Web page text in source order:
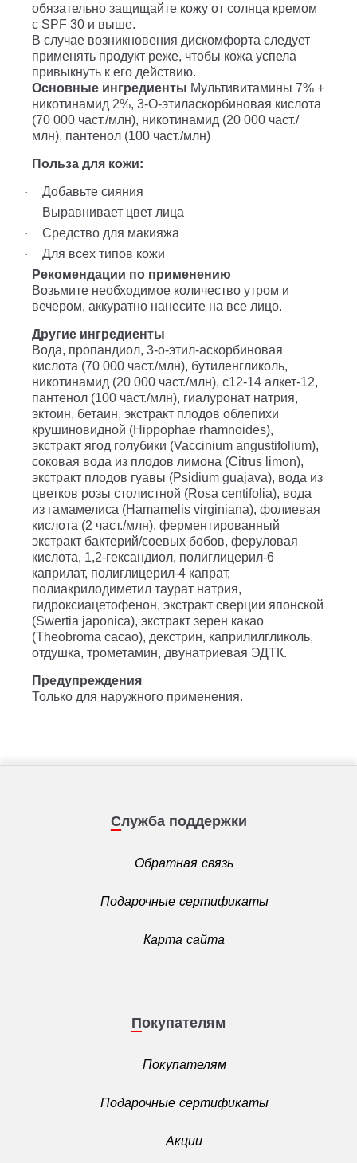
обязательно защищайте кожу от солнца кремом
с SPF 30 и выше.
В случае возникновения дискомфорта следует
применять продукт реже, чтобы кожа успела
привыкнуть к его действию.
Основные ингредиенты Мультивитамины 7% +
никотинамид 2%, 3-O-этиласкорбиновая кислота
(70 000 част./млн), никотинамид (20 000 част./
млн), пантенол (100 част./млн)
Польза для кожи:
· Добавьте сияния
· Выравнивает цвет лица
· Средство для макияжа
·
Для всех типов кожи
Рекомендации по применению
Возьмите необходимое количество утром и
вечером, аккуратно нанесите на все лицо.
Другие ингредиенты
Вода, пропандиол, 3-o-этил-аскорбиновая
кислота (70 000 част./млн), бутиленгликоль,
никотинамид (20 000 част./млн), c12-14 алкет-12,
пантенол (100 част./млн), гиалуронат натрия,
эктоин, бетаин, экстракт плодов облепихи
крушиновидной (Hippophae rhamnoides),
экстракт ягод голубики (Vaccinium angustifolium),
соковая вода из плодов лимона (Citrus limon),
экстракт плодов гуавы (Psidium guajava), вода из
цветков розы столистной (Rosa centifolia), вода
из гамамелиса (Hamamelis virginiana), фолиевая
кислота (2 част./млн), ферментированный
экстракт бактерий/соевых бобов, феруловая
кислота, 1,2-гександиол, полиглицерил-6
каприлат, полиглицерил-4 капрат,
полиакрилодиметил таурат натрия,
гидроксиацетофенон, экстракт сверции японской
(Swertia japonica), экстракт зерен какао
(Theobroma cacao), декстрин, каприлилгликоль,
отдушка, трометамин, двунатриевая ЭДТК.
Предупреждения
Только для наружного применения.
Служба поддержки
Обратная связь
Подарочные сертификаты
Карта сайта
Покупателям
Покупателям
Подарочные сертификаты
Акции